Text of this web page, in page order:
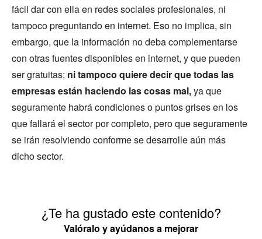
fácil dar con ella en redes sociales profesionales, ni
tampoco preguntando en internet. Eso no implica, sin
embargo, que la información no deba complementarse
con otras fuentes disponibles en internet, y que pueden
ser gratuitas; ni tampoco quiere decir que todas las
empresas están haciendo las cosas mal,ya que
seguramente habrá condiciones o puntos grises en los
que fallará el sector por completo, pero que seguramente
se irán resolviendo conforme se desarrolle aún más
dicho sector.
¿Te ha gustado este contenido?
Valóralo y ayúdanos a mejorar